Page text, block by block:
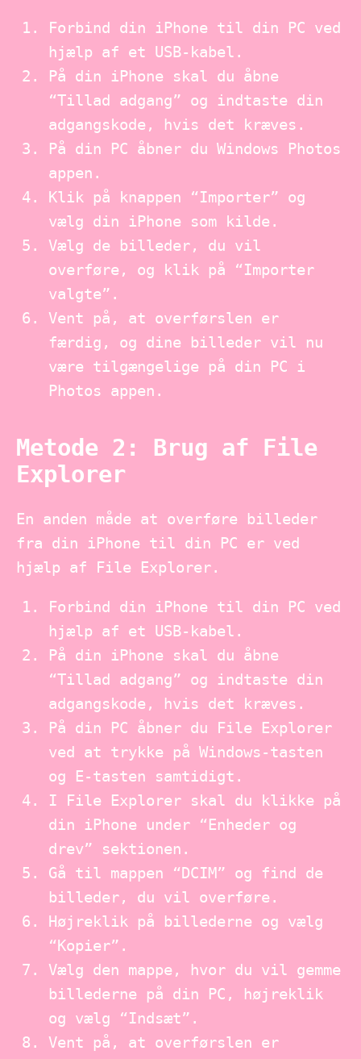
Forbind din iPhone til din PC ved
hjælp af et USB-kabel.
På din iPhone skal du åbne
“Tillad adgang” og indtaste din
adgangskode, hvis det kræves.
På din PC åbner du Windows Photos
appen.
Klik på knappen “Importer” og
vælg din iPhone som kilde.
Vælg de billeder, du vil
overføre, og klik på “Importer
valgte”.
Vent på, at overførslen er
færdig, og dine billeder vil nu
være tilgængelige på din PC i
Photos appen.
Metode 2: Brug af File
Explorer
En anden måde at overføre billeder
fra din iPhone til din PC er ved
hjælp af File Explorer.
Forbind din iPhone til din PC ved
hjælp af et USB-kabel.
På din iPhone skal du åbne
“Tillad adgang” og indtaste din
adgangskode, hvis det kræves.
På din PC åbner du File Explorer
ved at trykke på Windows-tasten
og E-tasten samtidigt.
I File Explorer skal du klikke på
din iPhone under “Enheder og
drev” sektionen.
Gå til mappen “DCIM” og find de
billeder, du vil overføre.
Højreklik på billederne og vælg
“Kopier”.
Vælg den mappe, hvor du vil gemme
billederne på din PC, højreklik
og vælg “Indsæt”.
Vent på, at overførslen er